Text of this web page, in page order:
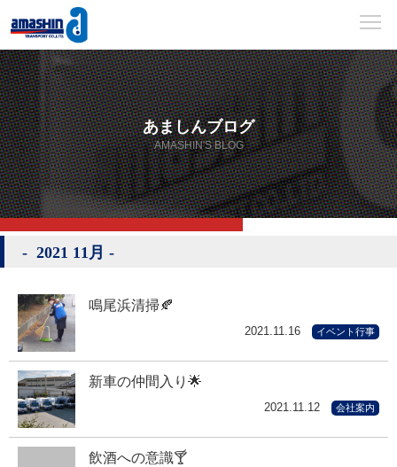
あましんブログ
AMASHIN'S BLOG
2021 11月
鳴尾浜清掃🍂
2021.11.16 イベント行事
新車の仲間入り🌟
2021.11.12 会社案内
飲酒への意識🍸